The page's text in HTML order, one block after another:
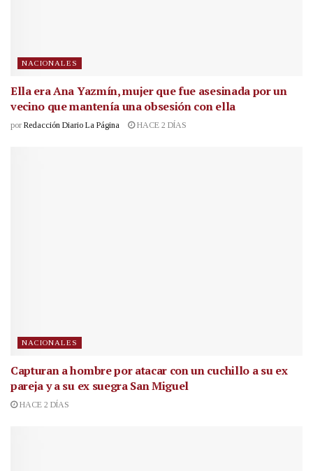
NACIONALES
Ella era Ana Yazmín, mujer que fue asesinada por un
vecino que mantenía una obsesión con ella
por Redacción Diario La Página HACE 2 DÍAS
NACIONALES
Capturan a hombre por atacar con un cuchillo a su ex
pareja y a su ex suegra San Miguel
HACE 2 DÍAS